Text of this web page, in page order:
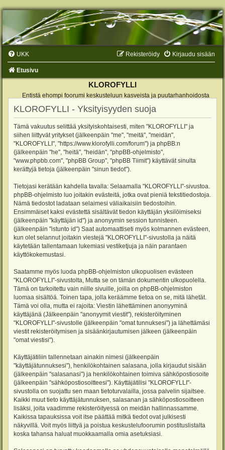
UKK Kirjaudu sisään
Rekisteröidy
Etusivu
KLOROFYLLI
Entistä ehompi foorumi keskusteluun kasveista ja puutarhanhoidosta
KLOROFYLLI - Yksityisyyden suoja
Tämä vakuutus selittää yksityiskohtaisesti, miten "KLOROFYLLI" ja
siihen liittyvät yritykset (jälkeenpäin "me", "meitä", "meidän",
"KLOROFYLLI", "https://www.klorofylli.com/forum") ja phpBB:n
(jälkeenpäin "he", "heitä", "heidän", "phpBB-ohjelmisto",
"www.phpbb.com", "phpBB Group", "phpBB Tiimit") käyttävät sinulta
kerättyjä tietoja (jälkeenpäin "sinun tiedot").
Tietojasi kerätään kahdella tavalla: Selaamalla "KLOROFYLLI"-sivustoa.
phpBB-ohjelmisto luo joitakin evästeitä, jotka ovat pieniä tekstitiedostoja.
Nämä tiedostot ladataan selaimesi väliaikaisiin tiedostoihin.
Ensimmäiset kaksi evästettä sisältävät tiedon käyttäjän yksilöimiseksi
(jälkeenpäin "käyttäjän id") ja anonyymin session tunnisteen.
(jälkeenpäin "istunto id") Saat automaattiseti myös kolmannen evästeen,
kun olet selannut joitakin viestejä "KLOROFYLLI"-sivustolla ja näitä
käytetään tallentamaan lukemiasi vestiketjuja ja näin parantaen
käyttökokemustasi.
Saatamme myös luoda phpBB-ohjelmiston ulkopuolisen evästeen
"KLOROFYLLI"-sivustolta, Mutta se on tämän dokumentin ulkopuolella.
Tämä on tarkoitettu vain niille sivuille, joilla on phpBB-ohjelmiston
luomaa sisältöä. Toinen tapa, jolla keräämme tietoa on se, mitä lähetät.
Tämä voi olla, mutta ei rajoita: Viestin lähettäminen anonyyminä
käyttäjänä (Jälkeenpäin "anonyymit viestit"), rekisteröityminen
"KLOROFYLLI"-sivustolle (jälkeenpäin "omat tunnuksesi") ja lähettämäsi
viestit rekisteröitymisen ja sisäänkirjautumisen jälkeen (jälkeenpäin
"omat viestisi").
Käyttäjätiliin tallennetaan ainakin nimesi (jälkeenpäin
"käyttäjätunnuksesi"), henkilökohtainen salasana, jolla kirjaudut sisään
(jälkeenpäin "salasanasi") ja henkilökohtainen toimiva sähköpostiosoite
(jälkeenpäin "sähköpostiosoitteesi"). Käyttäjätilisi "KLOROFYLLI"-
sivustolla on suojattu sen maan tietoturvalailla, jossa palvelin sijaitsee.
Kaikki muut tieto käyttäjätunnuksen, salasanan ja sähköpostiosoitteen
lisäksi, joita vaadimme rekisteröityessä on meidän hallinnassamme.
Kaikissa tapauksissa voit itse päättää mitkä tiedot ovat julkisesti
näkyvillä. Voit myös liittyä ja poistua keskustelufoorumin postituslistalta
koska tahansa haluat muokkaamalla omia asetuksiasi.